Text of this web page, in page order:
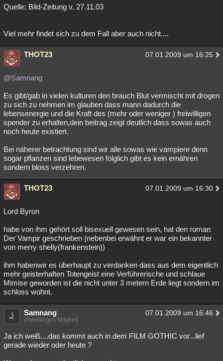
Quelle: Bild-Zeitung v. 27.11.03
Viel mehr findet sich zu dem Fall aber auch nicht....
THOT23 07.01.2009 um 16:25
@Samnang
Es gibt/gab in vielen kulturen den brauch Blut vermischt mit drogen
zu sich zu nehmen im glauben dass mann dadurch die
lebensenergie und die Kraft des (mehr oder weniger ) freiwilligen
spender zu erhalten,dein beitrag zeigt deutlich dass sowas auch
noch heute existiert.
Bei näherer betrachtung sind wir alle sowas wie vampiere denn
sogar pflanzen sind lebewesen folglich gibt es kein ernähren
sondern bloss verzehren.
THOT23 07.01.2009 um 16:30
Lord Byron
habe von ihm gehört soll bisexuell gewesen sein, hat den roman
Der Vampir geschrieben (nebenbei erwähnt er war ein bekannter
von merry shelly(frankenstein))
ihm habenwir es überhaupt zu verdanken dass aus dem eigentlich
mehr geisterhaften Totengeist eine Verführerische und schlaue
Mimise geworden ist die nicht unter 3 metern Erde liegt sondern im
schloss wohnt.
Samnang 07.01.2009 um 16:46
ehemaliges Mitglied
Ja ich weiß....das kommt auch in dem FILM GOTHIC vor...lief
gerade wieder oder heute ?